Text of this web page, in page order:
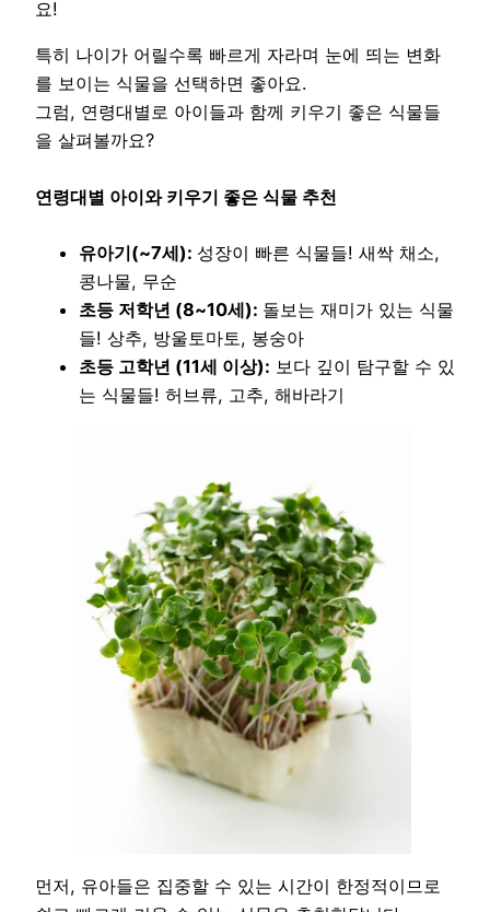
요!
특히 나이가 어릴수록 빠르게 자라며 눈에 띄는 변화
를 보이는 식물을 선택하면 좋아요.
그럼, 연령대별로 아이들과 함께 키우기 좋은 식물들
을 살펴볼까요?
연령대별 아이와 키우기 좋은 식물 추천
유아기(~7세): 성장이 빠른 식물들! 새싹 채소,
콩나물, 무순
초등 저학년 (8~10세): 돌보는 재미가 있는 식물
들! 상추, 방울토마토, 봉숭아
초등 고학년 (11세 이상): 보다 깊이 탐구할 수 있
는 식물들! 허브류, 고추, 해바라기
먼저, 유아들은 집중할 수 있는 시간이 한정적이므로